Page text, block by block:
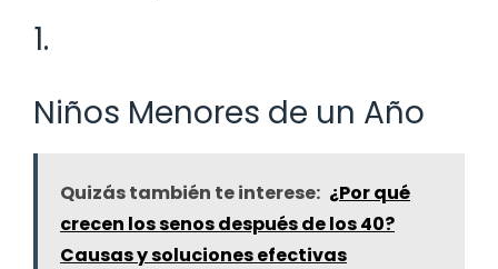
1.
Niños Menores de un Año
Quizás también te interese: ¿Por qué
crecen los senos después de los 40?
Causas y soluciones efectivas